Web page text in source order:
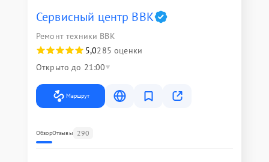
Сервисный центр BBK
Ремонт техники BBK
5,0285 оценки
Открыто до 21:00
Маршрут
ОбзорОтзывы 290